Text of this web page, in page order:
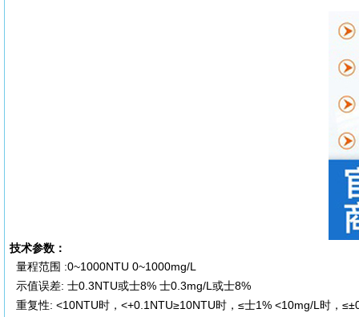
技术参数：
量程范围 :0~1000NTU 0~1000mg/L
示值误差: 士0.3NTU或士8% 士0.3mg/L或士8%
重复性: <10NTU时，<+0.1NTU≥10NTU时，≤士1% <10mg/L时，